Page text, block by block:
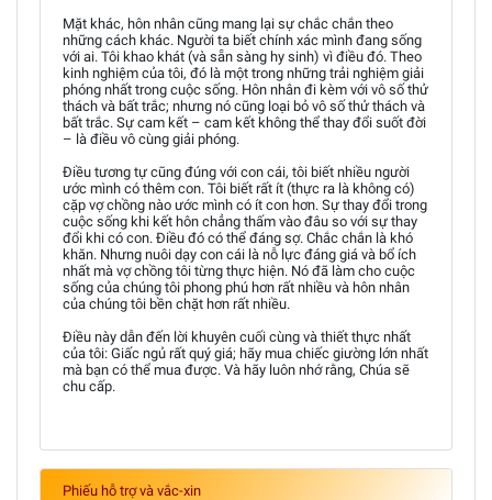
Mặt khác, hôn nhân cũng mang lại sự chắc chắn theo
những cách khác. Người ta biết chính xác mình đang sống
với ai. Tôi khao khát (và sẵn sàng hy sinh) vì điều đó. Theo
kinh nghiệm của tôi, đó là một trong những trải nghiệm giải
phóng nhất trong cuộc sống. Hôn nhân đi kèm với vô số thử
thách và bất trắc; nhưng nó cũng loại bỏ vô số thử thách và
bất trắc. Sự cam kết – cam kết không thể thay đổi suốt đời
– là điều vô cùng giải phóng.
Điều tương tự cũng đúng với con cái, tôi biết nhiều người
ước mình có thêm con. Tôi biết rất ít (thực ra là không có)
cặp vợ chồng nào ước mình có ít con hơn. Sự thay đổi trong
cuộc sống khi kết hôn chẳng thấm vào đâu so với sự thay
đổi khi có con. Điều đó có thể đáng sợ. Chắc chắn là khó
khăn. Nhưng nuôi dạy con cái là nỗ lực đáng giá và bổ ích
nhất mà vợ chồng tôi từng thực hiện. Nó đã làm cho cuộc
sống của chúng tôi phong phú hơn rất nhiều và hôn nhân
của chúng tôi bền chặt hơn rất nhiều.
Điều này dẫn đến lời khuyên cuối cùng và thiết thực nhất
của tôi: Giấc ngủ rất quý giá; hãy mua chiếc giường lớn nhất
mà bạn có thể mua được. Và hãy luôn nhớ rằng, Chúa sẽ
chu cấp.
Phiếu hỗ trợ và vắc-xin